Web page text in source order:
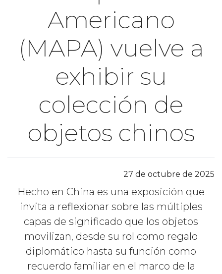
Americano
(MAPA) vuelve a
exhibir su
colección de
objetos chinos
27 de octubre de 2025
Hecho en China es una exposición que
invita a reflexionar sobre las múltiples
capas de significado que los objetos
movilizan, desde su rol como regalo
diplomático hasta su función como
recuerdo familiar en el marco de la